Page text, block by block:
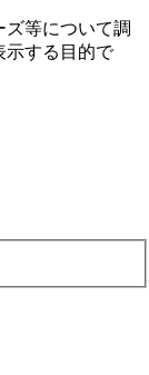
等について調
⽰する⽬的で